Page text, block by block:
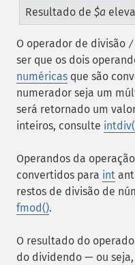
Resultado de $a
O operador de divisão /
ser que os dois
numéricas que são
numerador seja um
será retornado um
inteiros, consulte
Operandos da
convertidos para int
restos de divisão de
fmod().
O resultado do
do dividendo — ou